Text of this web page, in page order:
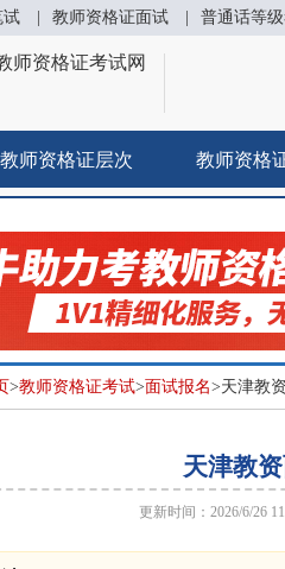
试 教师资格证面试 普通话等
教师资格证层次 教师资格
>教师资格证考试>面试报名>天津教
天津教
更新时间：2026/6/26